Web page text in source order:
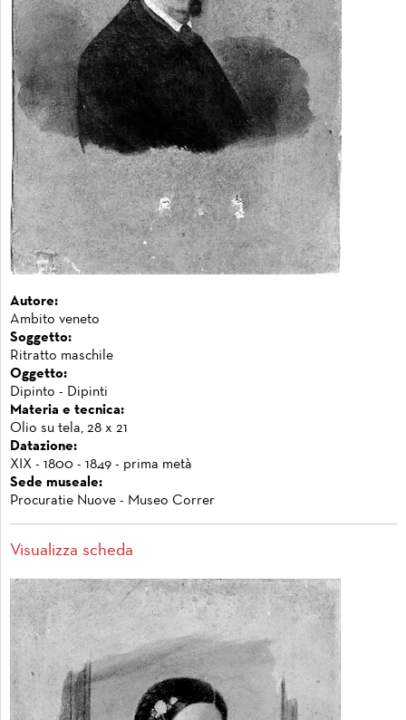
Autore:
Ambito veneto
Soggetto:
Ritratto maschile
Oggetto:
Dipinto - Dipinti
Materia e tecnica:
Olio su tela, 28 x 21
Datazione:
XIX - 1800 - 1849 - prima metà
Sede museale:
Procuratie Nuove - Museo Correr
Visualizza scheda